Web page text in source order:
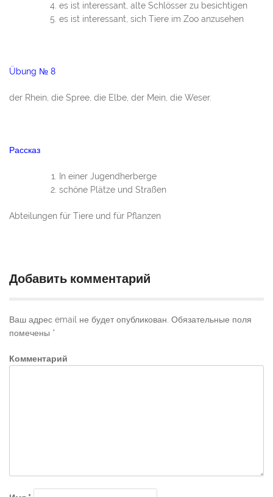
es ist interessant, alte Schlösser zu besichtigen
es ist interessant, sich Tiere im Zoo anzusehen
Übung № 8
der Rhein, die Spree, die Elbe, der Mein, die Weser.
Рассказ
In einer Jugendherberge
schöne Plätze und Straßen
Abteilungen für Tiere und für Pflanzen
Добавить комментарий
Ваш адрес email не будет опубликован. Обязательные поля
помечены *
Комментарий